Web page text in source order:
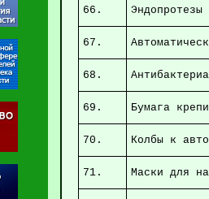
66.
67.
68.
69.
70.
71.